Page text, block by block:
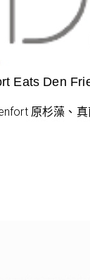
Eats Den
原杉藻、